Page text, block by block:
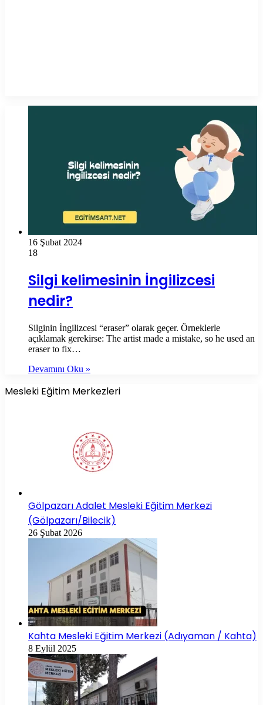
16 Şubat 2024
18
Silgi kelimesinin İngilizcesi
nedir?
Silginin İngilizcesi “eraser” olarak geçer. Örneklerle
açıklamak gerekirse: The artist made a mistake, so he used an
eraser to fix…
Devamını Oku »
Mesleki Eğitim Merkezleri
Gölpazarı Adalet Mesleki Eğitim Merkezi
(Gölpazarı/Bilecik)
26 Şubat 2026
Kahta Mesleki Eğitim Merkezi (Adıyaman / Kahta)
8 Eylül 2025